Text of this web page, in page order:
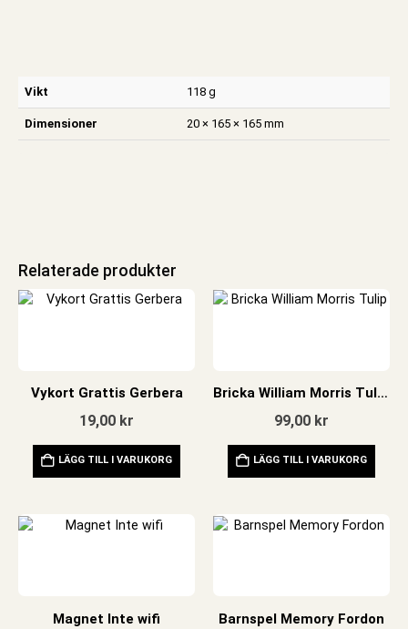
Vikt 118 g
Dimensioner 20 × 165 × 165 mm
Relaterade produkter
Vykort Grattis Gerbera
19,00 kr
LÄGG TILL I VARUKORG
Bricka William Morris Tulip 228×217
99,00 kr
LÄGG TILL I VARUKORG
Magnet Inte wifi Barnspel Memory Fordon